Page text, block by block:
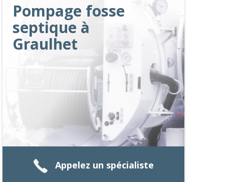
Pompage fosse
septique à
Graulhet
Appelez un spécialiste